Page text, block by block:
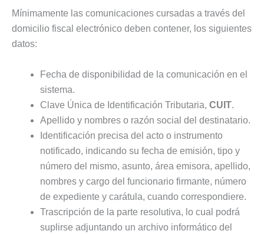
Mínimamente las comunicaciones cursadas a través del
domicilio fiscal electrónico deben contener, los siguientes
datos:
Fecha de disponibilidad de la comunicación en el
sistema.
Clave Única de Identificación Tributaria, CUIT.
Apellido y nombres o razón social del destinatario.
Identificación precisa del acto o instrumento
notificado, indicando su fecha de emisión, tipo y
número del mismo, asunto, área emisora, apellido,
nombres y cargo del funcionario firmante, número
de expediente y carátula, cuando correspondiere.
Trascripción de la parte resolutiva, lo cual podrá
suplirse adjuntando un archivo informático del